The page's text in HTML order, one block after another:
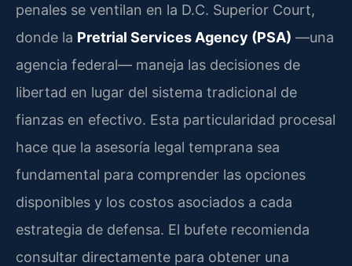
penales se ventilan en la D.C. Superior Court,
donde la Pretrial Services Agency (PSA) —una
agencia federal— maneja las decisiones de
libertad en lugar del sistema tradicional de
fianzas en efectivo. Esta particularidad procesal
hace que la asesoría legal temprana sea
fundamental para comprender las opciones
disponibles y los costos asociados a cada
estrategia de defensa. El bufete recomienda
consultar directamente para obtener una